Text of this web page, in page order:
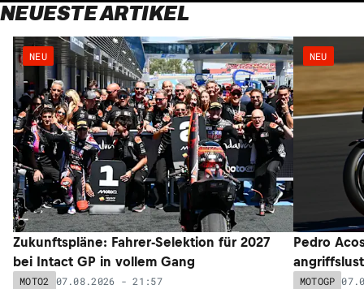
NEUESTE ARTIKEL
NEU
Zukunftspläne: Fahrer-Selektion für 2027
bei Intact GP in vollem Gang
MOTO2 07.08.2026 - 21:57
NEU
Pedro
MOTOGP